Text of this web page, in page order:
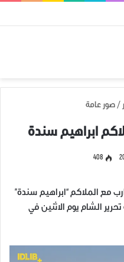
وميليشياته
/ صور عامة
ابراهيم سندة
408
مع الملاكم “ابراهيم سندة”
الشام يوم الاثنين في